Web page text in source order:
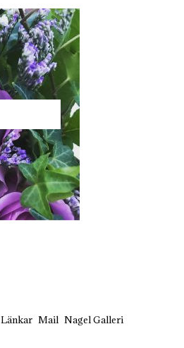
Länkar Mail Nagel Galleri